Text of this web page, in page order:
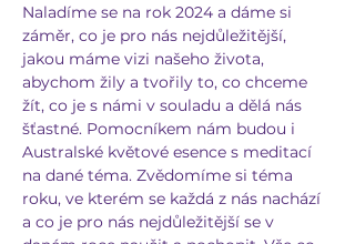
Naladíme se na rok 2024 a dáme si
záměr, co je pro nás nejdůležitější,
jakou máme vizi našeho života,
abychom žily a tvořily to, co chceme
žít, co je s námi v souladu a dělá nás
šťastné. Pomocníkem nám budou i
Australské květové esence s meditací
na dané téma. Zvědomíme si téma
roku, ve kterém se každá z nás nachází
a co je pro nás nejdůležitější se v